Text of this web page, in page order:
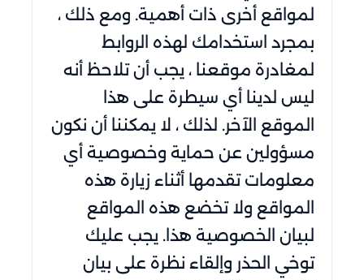
لمواقع أخرى ذات أهمية. ومع ذلك ،
بمجرد استخدامك لهذه الروابط
لمغادرة موقعنا ، يجب أن تلاحظ أنه
ليس لدينا أي سيطرة على هذا
الموقع الآخر. لذلك ، لا يمكننا أن نكون
مسؤولين عن حماية وخصوصية أي
معلومات تقدمها أثناء زيارة هذه
المواقع ولا تخضع هذه المواقع
لبيان الخصوصية هذا. يجب عليك
توخي الحذر وإلقاء نظرة على بيان